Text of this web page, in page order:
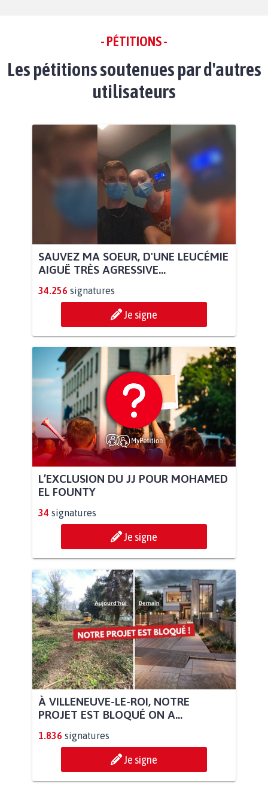
- PÉTITIONS -
Les pétitions soutenues par d'autres
utilisateurs
SAUVEZ MA SOEUR, D'UNE LEUCÉMIE
AIGUË TRÈS AGRESSIVE...
34.256 signatures
Je signe
L’EXCLUSION DU JJ POUR MOHAMED
EL FOUNTY
34 signatures
Je signe
À VILLENEUVE-LE-ROI, NOTRE
PROJET EST BLOQUÉ ON A...
1.836 signatures
Je signe